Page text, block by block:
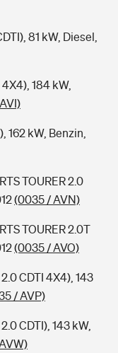
81 kW, Diesel,
184 kW,
162 kW, Benzin,
TOURER 2.0
(0035 / AVN)
TOURER 2.0T
(0035 / AVO)
CDTI 4X4), 143
/ AVP)
CDTI), 143 kW,